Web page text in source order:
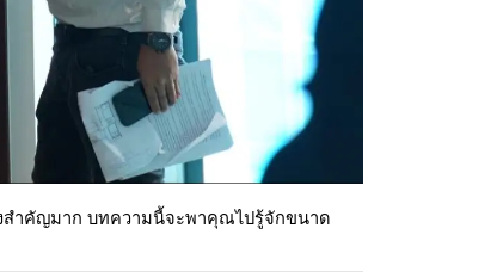
สำคัญมาก บทความนี้จะพาคุณไปรู้จักขนาด